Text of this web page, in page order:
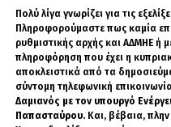
του Οργανισμού της
Ασφαλείας. Αν ο
χρησιμοποιηθεί ως
εργαλείο
σφαίρα, τότε η
νέο μέτωπο στα νότιά
Πολύ λίγα γνωρίζει για τις
Πληροφορούμαστε πως καμία
ρυθμιστικής αρχής και ΑΔΜΗΕ ή
πληροφόρηση που έχει η
αποκλειστικά από τα
σύντομη τηλεφωνική
Δαμιανός με τον υπουργό
Παπασταύρου.Και, βέβαια,